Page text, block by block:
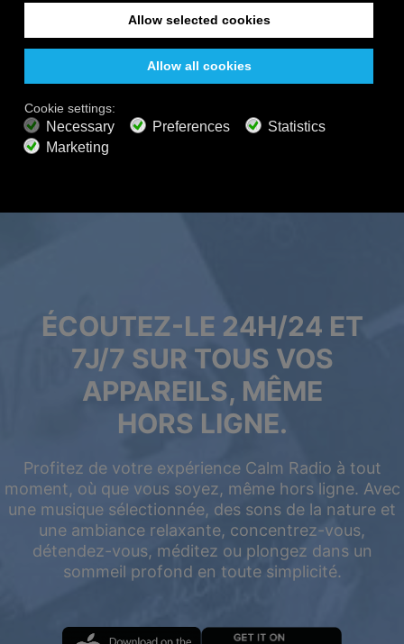
200+ chaînes Écoute sans fin
Écoute gratis
800+ chaînes de musique
Musique sans publicité
Mixeur de paysages sonores
Windows macOS Android iOS Alexa
Sonos
Apple TV 4
Roku
ÉCOUTEZ-LE 24H/24 ET
7J/7 SUR TOUS VOS
APPAREILS, MÊME
HORS LIGNE.
Profitez de votre expérience Calm Radio à tout
moment, où que vous soyez, même hors ligne. Avec
une musique sélectionnée, des sons de la nature et
une ambiance relaxante, concentrez-vous,
détendez-vous, méditez ou plongez dans un
sommeil profond en toute simplicité.